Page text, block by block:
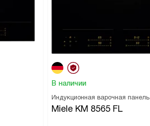
Индукционная варочная панель
Miele KM 8565 FL
В наличии